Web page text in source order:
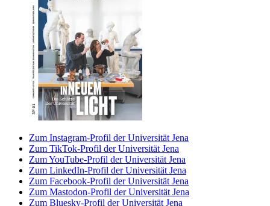
Zum Instagram-Profil der Universität Jena
Zum TikTok-Profil der Universität Jena
Zum YouTube-Profil der Universität Jena
Zum LinkedIn-Profil der Universität Jena
Zum Facebook-Profil der Universität Jena
Zum Mastodon-Profil der Universität Jena
Zum Bluesky-Profil der Universität Jena